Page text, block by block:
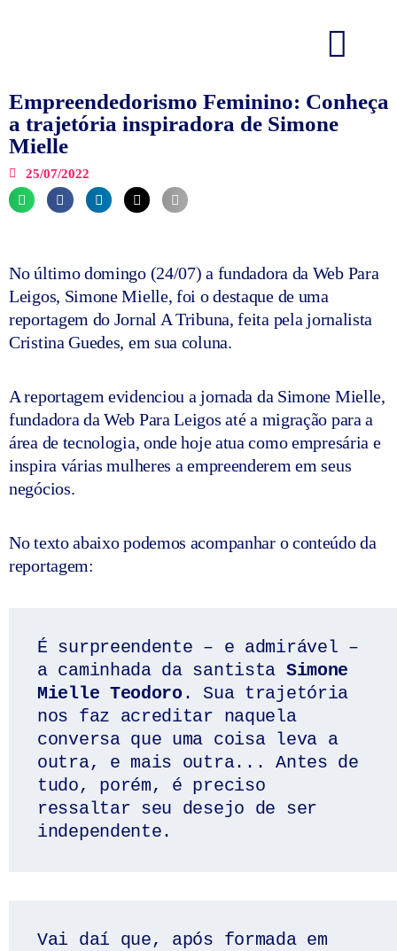
Empreendedorismo Feminino: Conheça
a trajetória inspiradora de Simone
Mielle
25/07/2022
No último domingo (24/07) a fundadora da Web Para
Leigos, Simone Mielle, foi o destaque de uma
reportagem do Jornal A Tribuna, feita pela jornalista
Cristina Guedes, em sua coluna.
A reportagem evidenciou a jornada da Simone Mielle,
fundadora da Web Para Leigos até a migração para a
área de tecnologia, onde hoje atua como empresária e
inspira várias mulheres a empreenderem em seus
negócios.
No texto abaixo podemos acompanhar o conteúdo da
reportagem:
É surpreendente – e admirável –
a caminhada da santista Simone
Mielle Teodoro . Sua trajetória
nos faz acreditar naquela
conversa que uma coisa leva a
outra, e mais outra... Antes de
tudo, porém, é preciso
ressaltar seu desejo de ser
independente.
Vai daí que, após formada em